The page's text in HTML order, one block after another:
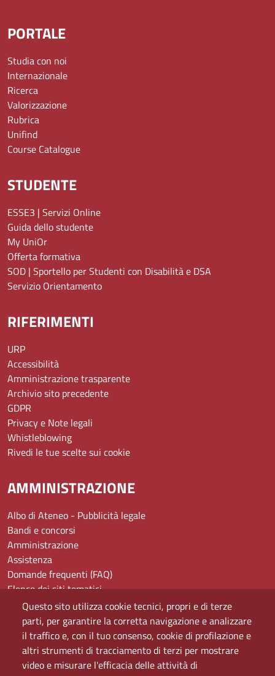
Questo sito utilizza cookie tecnici, propri e di terze
parti, per garantire la corretta navigazione e analizzare
il traffico e, con il tuo consenso, cookie di profilazione e
altri strumenti di tracciamento di terzi per mostrare
video e misurare l'efficacia delle attività di
PORTALE
Studia con noi
Internazionale
Ricerca
Valorizzazione
Rubrica
Unifind
Course Catalogue
STUDENTE
ESSE3 | Servizi Online
Guida dello studente
My UniOr
Offerta formativa
SOD | Sportello per Studenti con Disabilità e DSA
Servizio Orientamento
RIFERIMENTI
URP
Accessibilità
Amministrazione trasparente
Archivio sito precedente
GDPR
Privacy e Note legali
Whistleblowing
Rivedi le tue scelte sui cookie
AMMINISTRAZIONE
Albo di Ateneo - Pubblicità legale
Bandi e concorsi
Amministrazione
Assistenza
Domande frequenti (FAQ)
Elenco dei siti tematici
Mappa del sito
PEC
Rete Wi-Fi Eduroam
Servizio Proxy
Guida all’uso del portale